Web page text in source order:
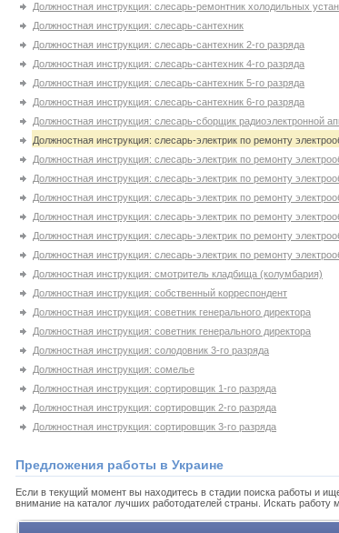
Должностная инструкция: слесарь-ремонтник холодильных
Должностная инструкция: слесарь-сантехник
Должностная инструкция: слесарь-сантехник 2-го разряда
Должностная инструкция: слесарь-сантехник 4-го разряда
Должностная инструкция: слесарь-сантехник 5-го разряда
Должностная инструкция: слесарь-сантехник 6-го разряда
Должностная инструкция: слесарь-сборщик радиоэлектронной
Должностная инструкция: слесарь-электрик по ремонту
Должностная инструкция: слесарь-электрик по ремонту
Должностная инструкция: слесарь-электрик по ремонту
Должностная инструкция: слесарь-электрик по ремонту
Должностная инструкция: слесарь-электрик по ремонту
Должностная инструкция: слесарь-электрик по ремонту
Должностная инструкция: слесарь-электрик по ремонту
Должностная инструкция: смотритель кладбища (колумбария)
Должностная инструкция: собственный корреспондент
Должностная инструкция: советник генерального директора
Должностная инструкция: советник генерального директора
Должностная инструкция: солодовник 3-го разряда
Должностная инструкция: сомелье
Должностная инструкция: сортировщик 1-го разряда
Должностная инструкция: сортировщик 2-го разряда
Должностная инструкция: сортировщик 3-го разряда
Предложения работы в Украине
Если в текущий момент вы находитесь в стадии поиска работы и
внимание на каталог лучших работодателей страны. Искать